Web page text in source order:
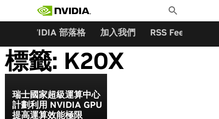
Toggle
Search
NVIDIA 部落格 加入我們 RSS Feeds
標籤: K20X
瑞士國家超級運算中心
計劃利用 NVIDIA GPU
提高運算效能極限